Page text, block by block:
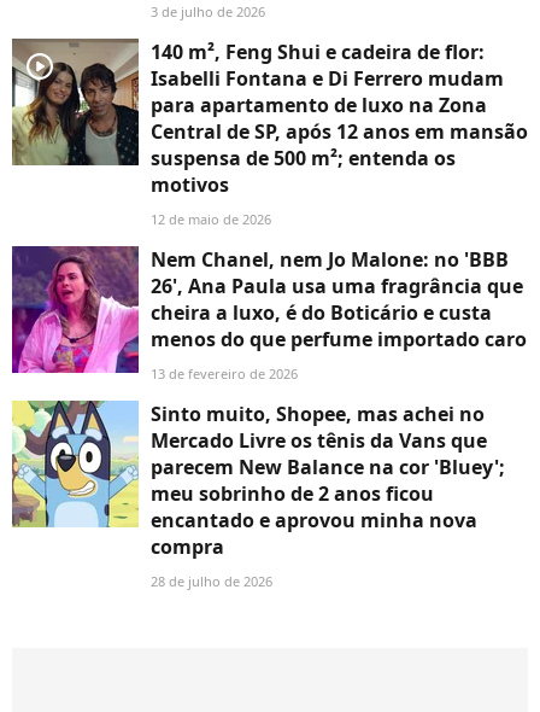
3 de julho de 2026
player2
140 m², Feng Shui e cadeira de flor:
Isabelli Fontana e Di Ferrero mudam
para apartamento de luxo na Zona
Central de SP, após 12 anos em mansão
suspensa de 500 m²; entenda os
motivos
12 de maio de 2026
Nem Chanel, nem Jo Malone: no 'BBB
26', Ana Paula usa uma fragrância que
cheira a luxo, é do Boticário e custa
menos do que perfume importado caro
13 de fevereiro de 2026
Sinto muito, Shopee, mas achei no
Mercado Livre os tênis da Vans que
parecem New Balance na cor 'Bluey';
meu sobrinho de 2 anos ficou
encantado e aprovou minha nova
compra
28 de julho de 2026